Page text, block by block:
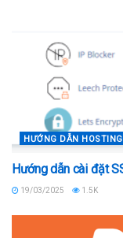
HƯỚNG DẪN
Hướng dẫn cài đặt
19/03/2025 1.5K